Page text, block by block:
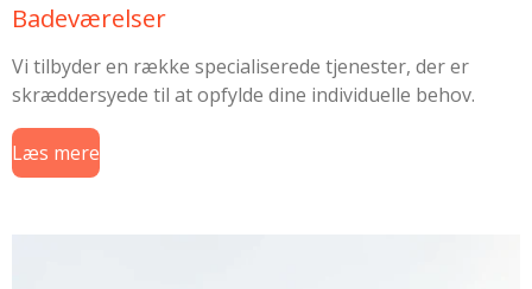
Badeværelser
Vi tilbyder en række specialiserede tjenester, der er
skræddersyede til at opfylde dine individuelle behov.
Læs mere